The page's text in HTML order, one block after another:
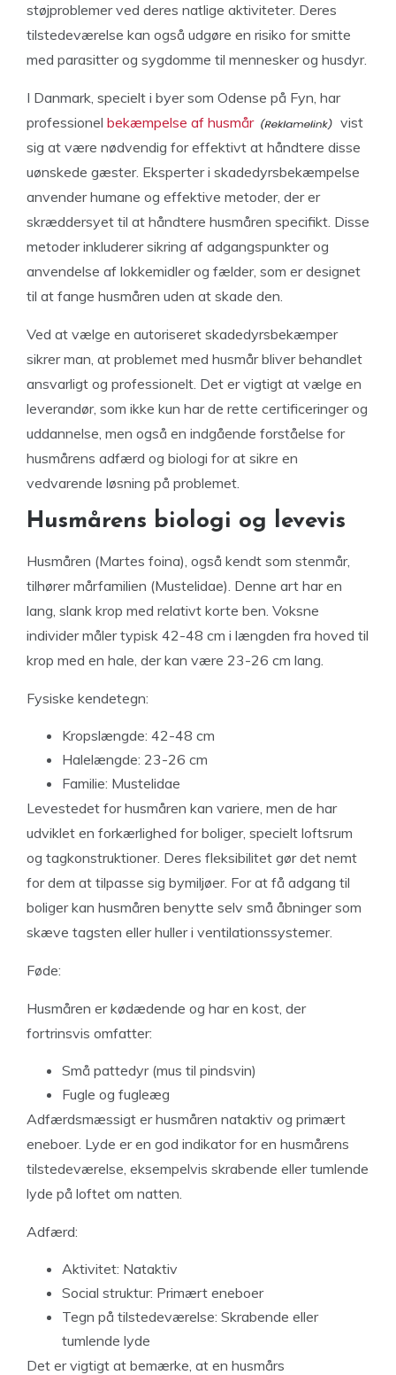
støjproblemer ved deres natlige aktiviteter. Deres
tilstedeværelse kan også udgøre en risiko for smitte
med parasitter og sygdomme til mennesker og husdyr.
I Danmark, specielt i byer som Odense på Fyn, har
professionel bekæmpelse af husmår
vist
sig at være nødvendig for effektivt at håndtere disse
uønskede gæster. Eksperter i skadedyrsbekæmpelse
anvender humane og effektive metoder, der er
skræddersyet til at håndtere husmåren specifikt. Disse
metoder inkluderer sikring af adgangspunkter og
anvendelse af lokkemidler og fælder, som er designet
til at fange husmåren uden at skade den.
Ved at vælge en autoriseret skadedyrsbekæmper
sikrer man, at problemet med husmår bliver behandlet
ansvarligt og professionelt. Det er vigtigt at vælge en
leverandør, som ikke kun har de rette certificeringer og
uddannelse, men også en indgående forståelse for
husmårens adfærd og biologi for at sikre en
vedvarende løsning på problemet.
Husmårens biologi og levevis
Husmåren (Martes foina), også kendt som stenmår,
tilhører mårfamilien (Mustelidae). Denne art har en
lang, slank krop med relativt korte ben. Voksne
individer måler typisk 42-48 cm i længden fra hoved til
krop med en hale, der kan være 23-26 cm lang.
Fysiske kendetegn:
Kropslængde: 42-48 cm
Halelængde: 23-26 cm
Familie: Mustelidae
Levestedet for husmåren kan variere, men de har
udviklet en forkærlighed for boliger, specielt loftsrum
og tagkonstruktioner. Deres fleksibilitet gør det nemt
for dem at tilpasse sig bymiljøer. For at få adgang til
boliger kan husmåren benytte selv små åbninger som
skæve tagsten eller huller i ventilationssystemer.
Føde:
Husmåren er kødædende og har en kost, der
fortrinsvis omfatter:
Små pattedyr (mus til pindsvin)
Fugle og fugleæg
Adfærdsmæssigt er husmåren nataktiv og primært
eneboer. Lyde er en god indikator for en husmårens
tilstedeværelse, eksempelvis skrabende eller tumlende
lyde på loftet om natten.
Adfærd:
Aktivitet: Nataktiv
Social struktur: Primært eneboer
Tegn på tilstedeværelse: Skrabende eller
tumlende lyde
Det er vigtigt at bemærke, at en husmårs